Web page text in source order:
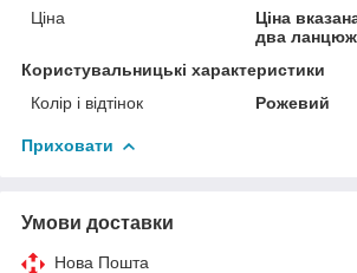
Ціна
Ціна
два
Користувальницькі характеристики
Колір і відтінок
Рожевий
Приховати
Умови доставки
Нова Пошта